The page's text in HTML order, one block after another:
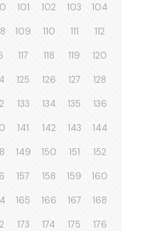
101 102 103 104
109 110 111 112
117 118 119 120
125 126 127 128
133 134 135 136
141 142 143 144
149 150 151 152
157 158 159 160
165 166 167 168
173 174 175 176